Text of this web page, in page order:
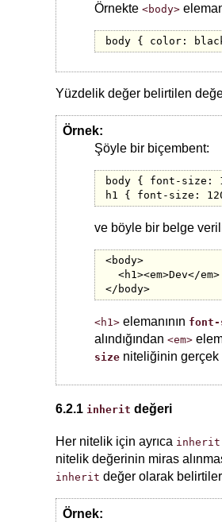
Örnekte <body>
body { color:
Yüzdelik değer belirtilen
Örnek:
Şöyle bir biçembent:
body { font-size:
h1 { font-size:
ve böyle bir belge
<body>
<h1><em>Dev</
<h1> elemanının font-
alındığından <em>
size niteliğinin gerçek
6.2.1 inherit değeri
Her nitelik için ayrıca inherit
nitelik değerinin miras
inherit değer olarak
Örnek: